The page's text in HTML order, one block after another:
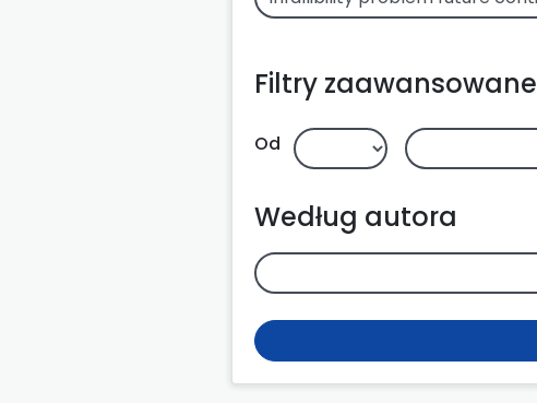
Filtry zaawansowane
Od
Według autora